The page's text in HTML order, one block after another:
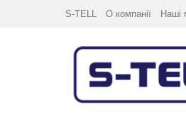
S-TELL О компанії Наші